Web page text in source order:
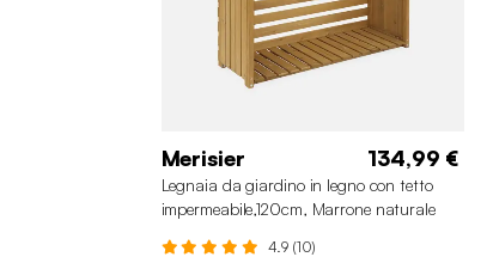
Merisier 134,99 €
Legnaia da giardino in legno con tetto
impermeabile,120cm, Marrone naturale
4.9 (10)